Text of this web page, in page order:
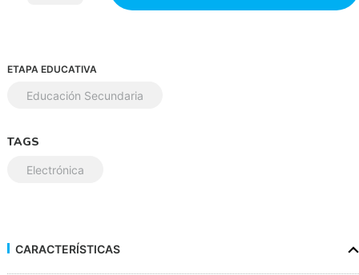
ETAPA EDUCATIVA
Educación Secundaria
TAGS
Electrónica
CARACTERÍSTICAS